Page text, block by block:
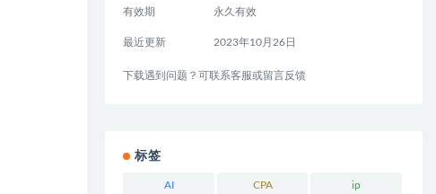
有效期 永久有效
最近更新 2023年10月26日
下载遇到问题？可联系客服或留言反馈
标签
AI CPA ip